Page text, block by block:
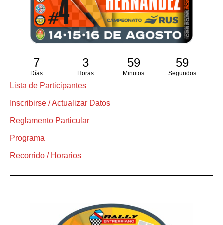
7
Días
3
Horas
59
Minutos
58
Segundos
Lista de Participantes
Inscribirse / Actualizar Datos
Reglamento Particular
Programa
Recorrido / Horarios